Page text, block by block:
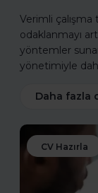
Verimli çalışma
odaklanmayı
yöntemler
yönetimiyle
Daha fazla
CV Hazırla